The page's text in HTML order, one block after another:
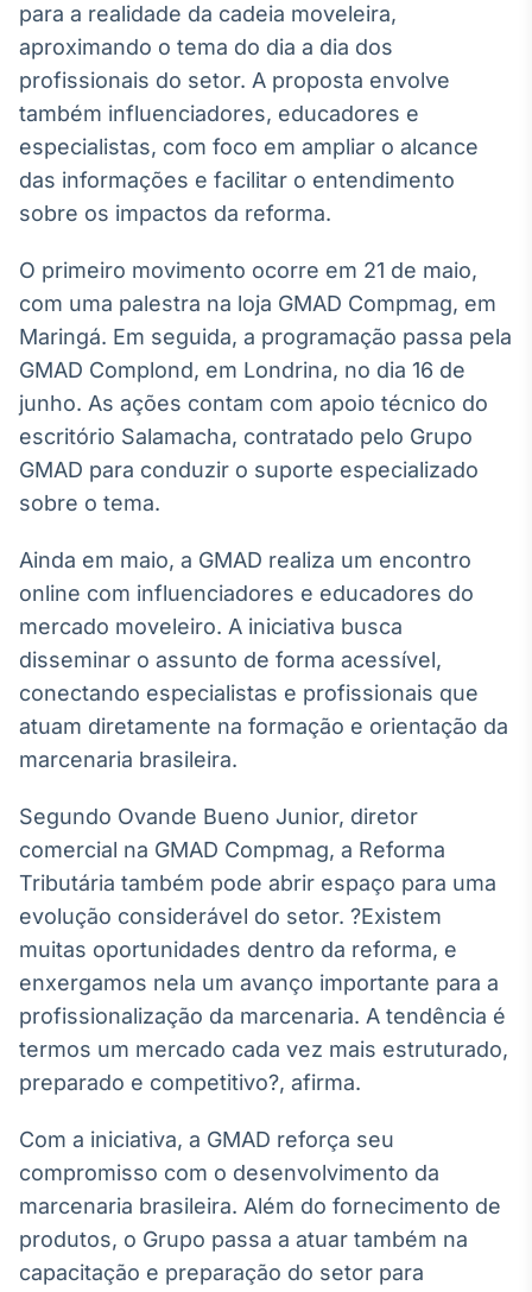
APIs para
integração de
conteúdos e
dados
Broadcast
Ticker
Cotações e
headlines de
Broadcast
Widgets
Componentes
para conteúdos e
funcionalidades
Conteúdos e
dados para
displays e telas
Broadcast
Curadoria
Curadoria de
Tecnologia
Broadcast
Radar
Monitoramento
notícias e
conteúdos
Fundos
A melhor
analisar fundos
de investimento
no Brasil
IA
Em breve
para a realidade da cadeia moveleira,
aproximando o tema do dia a dia dos
profissionais do setor. A proposta envolve
também influenciadores, educadores e
especialistas, com foco em ampliar o alcance
das informações e facilitar o entendimento
sobre os impactos da reforma.
O primeiro movimento ocorre em 21 de maio,
com uma palestra na loja GMAD Compmag, em
Maringá. Em seguida, a programação passa pela
GMAD Complond, em Londrina, no dia 16 de
junho. As ações contam com apoio técnico do
escritório Salamacha, contratado pelo Grupo
GMAD para conduzir o suporte especializado
sobre o tema.
Ainda em maio, a GMAD realiza um encontro
online com influenciadores e educadores do
mercado moveleiro. A iniciativa busca
disseminar o assunto de forma acessível,
conectando especialistas e profissionais que
atuam diretamente na formação e orientação da
marcenaria brasileira.
Segundo Ovande Bueno Junior, diretor
comercial na GMAD Compmag, a Reforma
Tributária também pode abrir espaço para uma
evolução considerável do setor. ?Existem
muitas oportunidades dentro da reforma, e
enxergamos nela um avanço importante para a
profissionalização da marcenaria. A tendência é
termos um mercado cada vez mais estruturado,
preparado e competitivo?, afirma.
Com a iniciativa, a GMAD reforça seu
compromisso com o desenvolvimento da
marcenaria brasileira. Além do fornecimento de
produtos, o Grupo passa a atuar também na
capacitação e preparação do setor para